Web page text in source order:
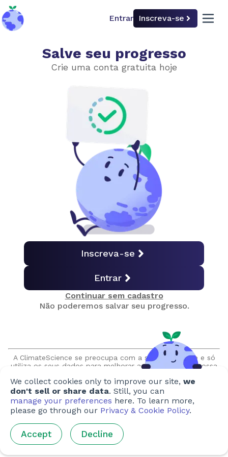
back to home Entrar Inscreva-se open
Causas
Gases de efeito estufa
Emissões por fonte
Emissões por uso final
Emissões por país
Obtenha seu certificado
Criado por
Autores Ellen Heimpel Sim Shang Hong Rachael Bratt
Artistas:Tania Chiang,Ho Yee-Lee
Anderson,Sabrina Lam,Chris Robertson
Salve seu progresso
Crie uma conta gratuita hoje
Inscreva-se
Entrar
Continuar sem cadastro
Não poderemos salvar seu progresso.
A ClimateScience se preocupa com a sua privacidade e só
utiliza os seus dados para melhorar a experiência em nossa
informações sem sua autorização expressa. Além disso,
nunca entraremos em contato com você sem solicitação.
We collect cookies only to improve our site, we
don't sell or share data. Still, you can
manage your preferences here. To learn more,
please go through our Privacy & Cookie Policy.
Accept Decline